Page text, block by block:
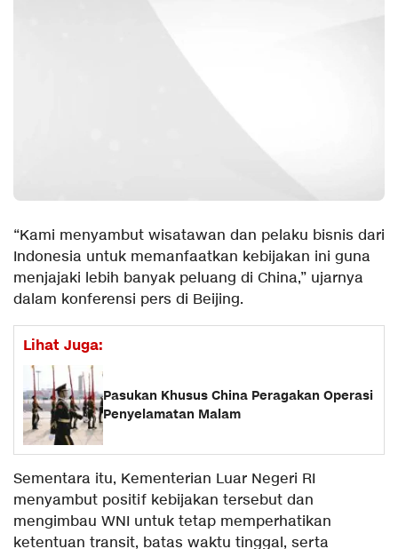
“Kami menyambut wisatawan dan pelaku bisnis dari
Indonesia untuk memanfaatkan kebijakan ini guna
menjajaki lebih banyak peluang di China,” ujarnya
dalam konferensi pers di Beijing.
Lihat Juga:
Pasukan Khusus China Peragakan Operasi
Penyelamatan Malam
Sementara itu, Kementerian Luar Negeri RI
menyambut positif kebijakan tersebut dan
mengimbau WNI untuk tetap memperhatikan
ketentuan transit, batas waktu tinggal, serta